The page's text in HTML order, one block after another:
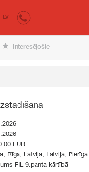
LV
Interesējošie
EUR
Rīga, Latvija, Latvija, Pierīga
PIL 9.panta kārtībā